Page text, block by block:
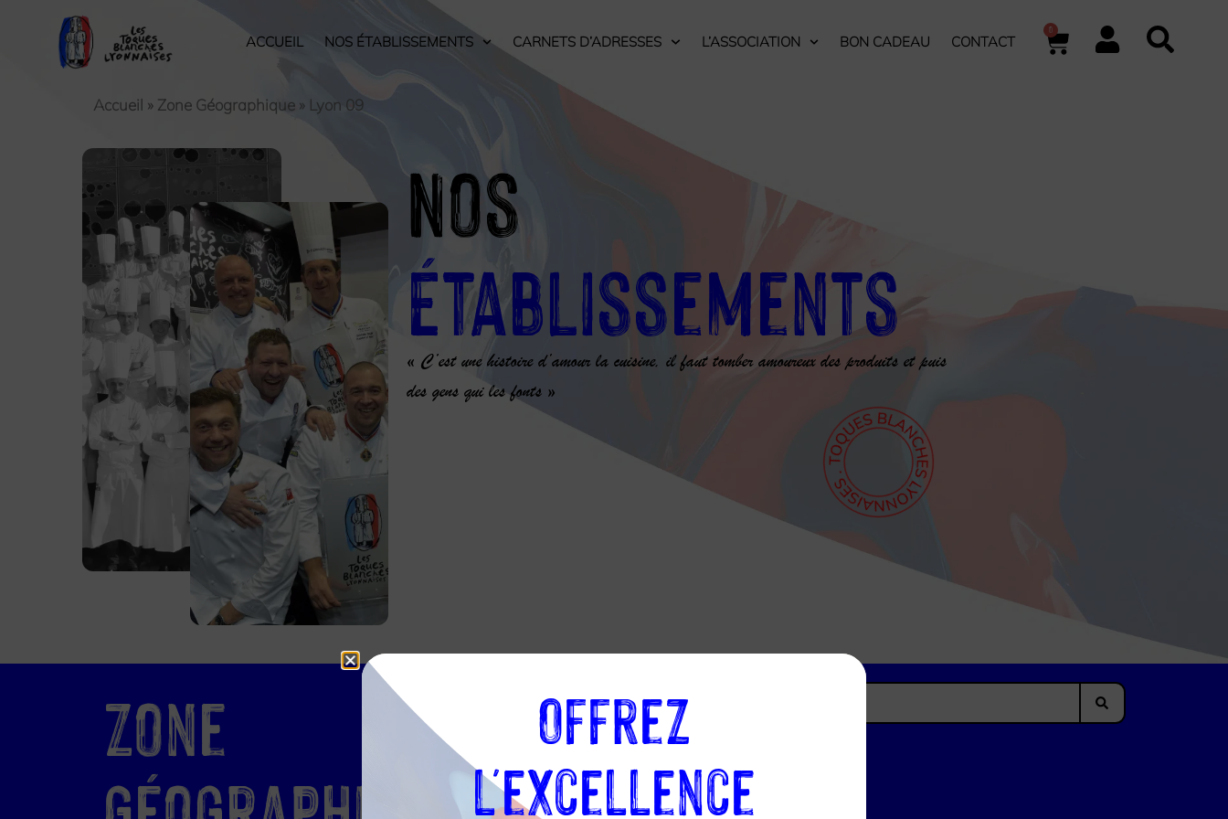
ACCUEIL NOS ÉTABLISSEMENTS CARNETS D’ADRESSES L’ASSOCIATION BON CADEAU CONTACT
0
Accueil » Zone Géographique » Lyon 09
Nos
Établissements
« C’est une histoire d’amour la cuisine, il faut tomber amoureux des produits et puis
des gens qui les fonts »
Zone
Offrez
l'excellence